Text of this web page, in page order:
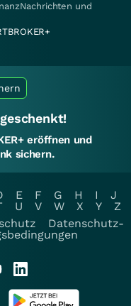
und
eröffnen und
sichern.
E F G H I
J
U V W X Y
Z
Datenschutz-